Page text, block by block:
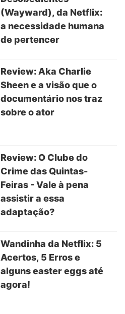
(Wayward), da Netflix:
a necessidade humana
de pertencer
Review: Aka Charlie
Sheen e a visão que o
documentário nos traz
sobre o ator
Review: O Clube do
Crime das Quintas-
Feiras - Vale à pena
assistir a essa
adaptação?
Wandinha da Netflix: 5
Acertos, 5 Erros e
alguns easter eggs até
agora!